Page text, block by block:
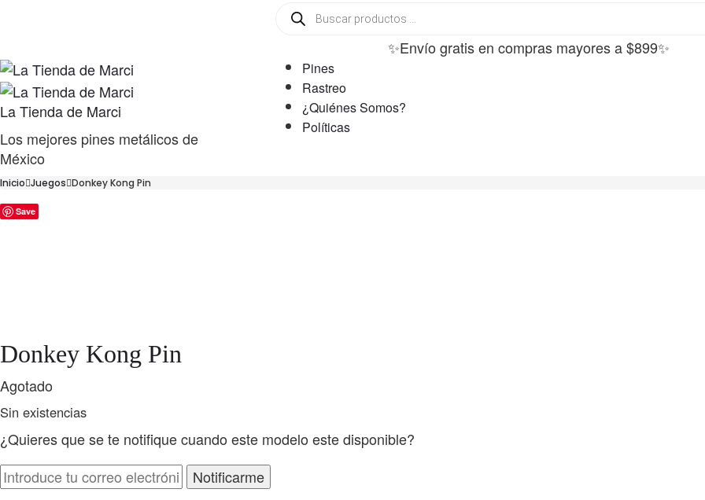
Búsqueda
de
✨Envío gratis en compras mayores a $899✨
La Tienda de Marci
Los mejores pines metálicos de
México
Pines
Rastreo
¿Quiénes Somos?
Políticas
Inicio Juegos Donkey Kong Pin
Save
Donkey Kong Pin
Agotado
Sin existencias
¿Quieres que se te notifique cuando este modelo este disponible?
Notificarme